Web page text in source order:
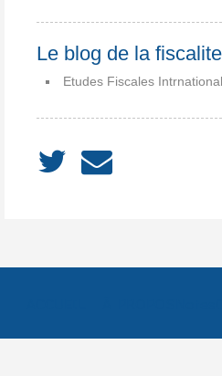
Le blog de la
Etudes Fiscales